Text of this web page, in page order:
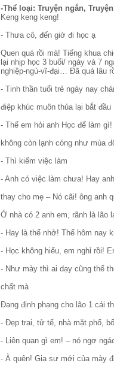
-Thể loại: Truyện ngắn,
Keng keng keng!
- Thưa cô, đến giờ đi học ạ
Quen quá rồi mà! Tiếng khua
lại nhịp học 3 buổi/ ngày và 7
nghiệp-ngủ-vĩ-đại… Đã quá lâu
- Tinh thần tuổi trẻ ngày nay
điệp khúc muôn thủa lại bắt đầu
- Thế em hỏi anh Học để làm
không còn lạnh cóng như mùa
- Thì kiếm việc làm
- Anh có việc làm chưa! Hay
thay cho mẹ – Nó cãi! ông anh
Ở nhà có 2 anh em, rãnh là lão
- Hay là thế nhở! Thế hôm nay
- Học không hiểu, em nghỉ rồi!
- Như mày thì ai dạy cũng thế
chất mà
Đang định phang cho lão 1 cái
- Đẹp trai, tử tế, nhà mặt phố,
- Liên quan gì em! – nó ngơ
- À quên! Gia sư mới của mày